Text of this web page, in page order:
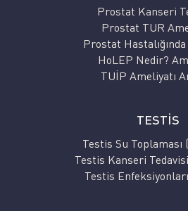
Prostat Kanseri
Prostat TUR
Prostat
HoLEP Nedir?
TUİP Ameliyatı
TESTİS
Testis Su Toplaması
Testis Kanseri
Testis